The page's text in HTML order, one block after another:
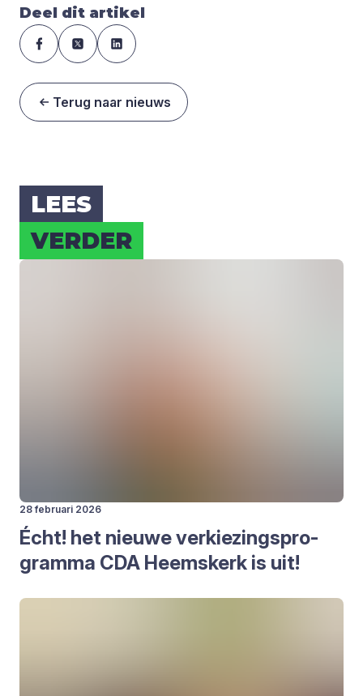
Deel dit artikel
Terug naar nieuws
LEES
VER­DER
28 februari 2026
Écht! het nieu­we ver­kie­zings­pro­
gram­ma CDA Heems­kerk is uit!